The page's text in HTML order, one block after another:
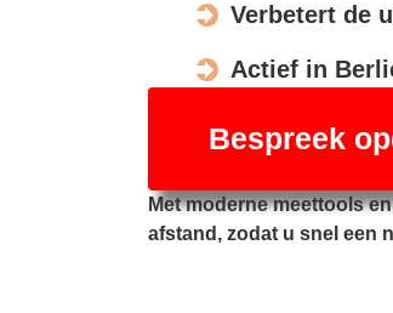
Verbetert de
Actief in
Bespreek
Met moderne meettools
afstand, zodat u snel een